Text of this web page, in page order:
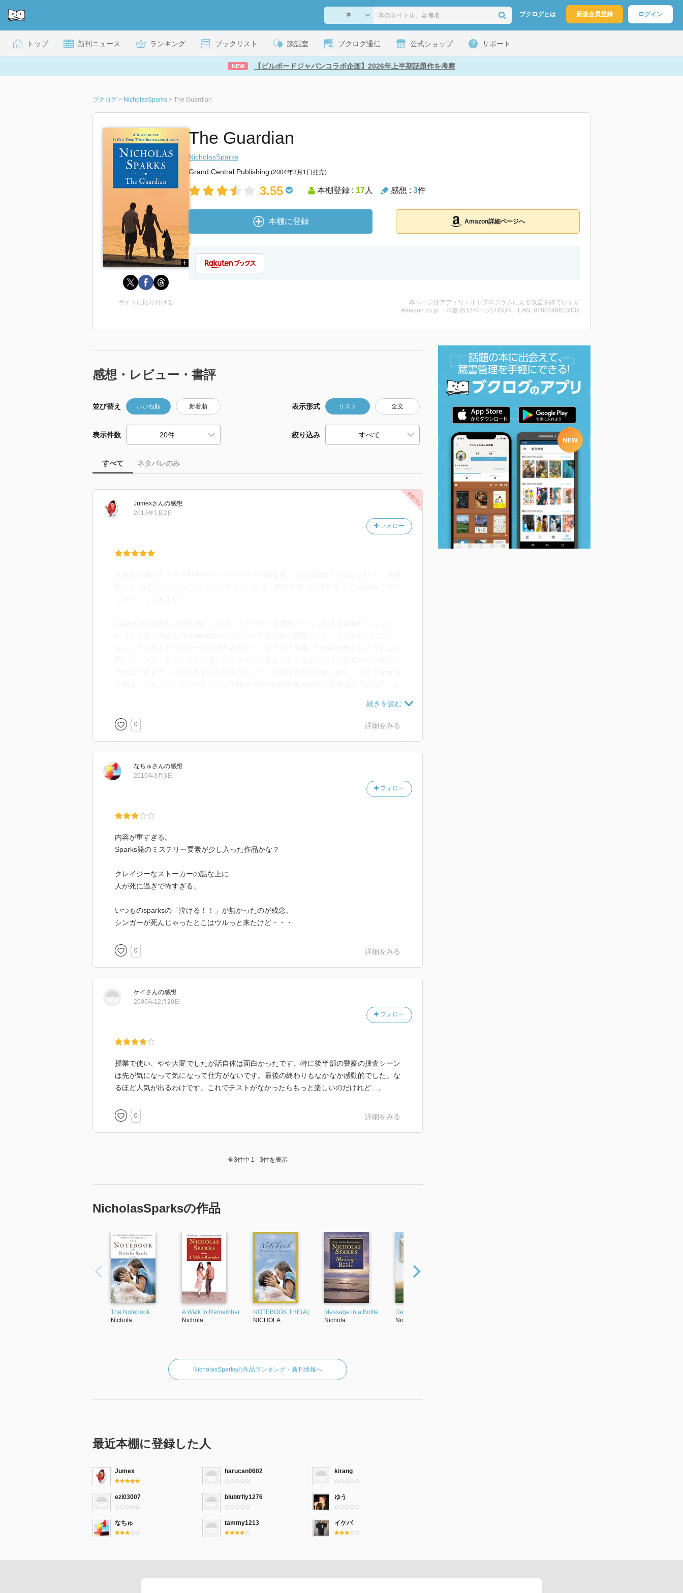
ブクログとは 新規会員登録 ログイン
トップ 新刊ニュース ランキング ブックリスト 談話室 ブクログ通信 公式ショップ サポート
NEW 【ビルボードジャパンコラボ企画】2026年上半期話題作を考察
ブクログ > NicholasSparks > The Guardian
The Guardian
NicholasSparks
Grand Central Publishing (2004年3月1日発売)
3.55 本棚登録 : 17人 感想 : 3件
本棚に登録 Amazon詳細ページへ
サイトに貼り付ける
本ページはアフィリエイトプログラムによる収益を得ています
Amazon.co.jp ・洋書 (512ページ) / ISBN・EAN: 9780446613439
感想・レビュー・書評
並び替え いいね順 新着順 表示形式 リスト 全文
表示件数 絞り込み
すべて ネタバレのみ
Jumexさんの感想
フォロー
2013年1月2日
0 詳細をみる
なちゅさんの感想
フォロー
2010年3月3日
内容が重すぎる。
Sparks発のミステリー要素が少し入った作品かな？
クレイジーなストーカーの話な上に
人が死に過ぎで怖すぎる。
いつものsparksの「泣ける！！」が無かったのが残念。
シンガーが死んじゃったとこはウルっと来たけど・・・
0 詳細をみる
ケイ さんの感想
フォロー
2006年12月20日
授業で使い、やや大変でしたが話自体は面白かったです。特に後半部の警察の捜査シーン
は先が気になって気になって仕方がないです。最後の終わりもなかなか感動的でした。な
るほど人気が出るわけです。これでテストがなかったらもっと楽しいのだけれど…。
0 詳細をみる
全3件中 1 - 3件を表示
NicholasSparksの作品
The Notebook
Nichola...
A Walk to Remember
Nichola...
NOTEBOOK,THE(A)
NICHOLA...
Message in a Bottle
Nichola...
Dear John
Nichola...
NicholasSparksの作品ランキング・新刊情報へ
最近本棚に登録した人
Jumex harucan0602 kirang
ezi03007 blubtrfly1276 ゆう
なちゅ tammy1213 イケバ